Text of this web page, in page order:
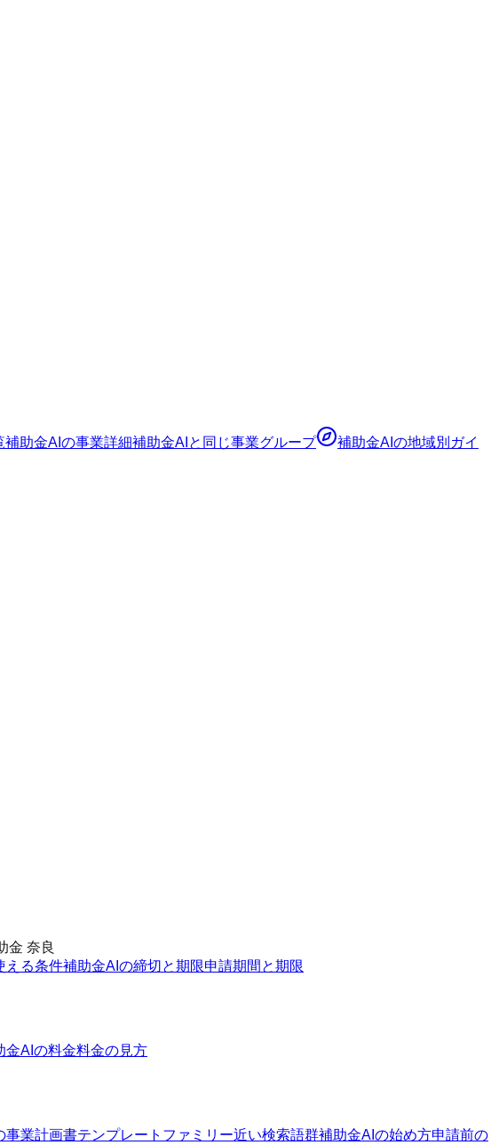
補助金AI の事業詳細補助金AI と同じ事業グループ 補助金AI の地域別ガイ
金 奈良
える条件補助金AIの締切と期限申請期間と期限
金AIの料金料金の見方
事業計画書テンプレートファミリー近い検索語群補助金AIの始め方申請前の